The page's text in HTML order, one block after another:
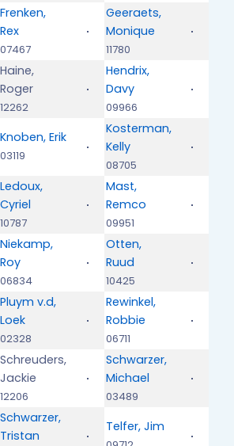
Frenken,
Rex
07467
Geeraets,
Monique
11780
Haine,
Roger
12262
Hendrix,
Davy
09966
Knoben, Erik
03119
Kosterman,
Kelly
08705
Ledoux,
Cyriel
10787
Mast,
Remco
09951
Niekamp,
Roy
06834
Otten,
Ruud
10425
Pluym v.d,
Loek
02328
Rewinkel,
Robbie
06711
Schreuders,
Jackie
12206
Schwarzer,
Michael
03489
Schwarzer,
Tristan
Telfer, Jim